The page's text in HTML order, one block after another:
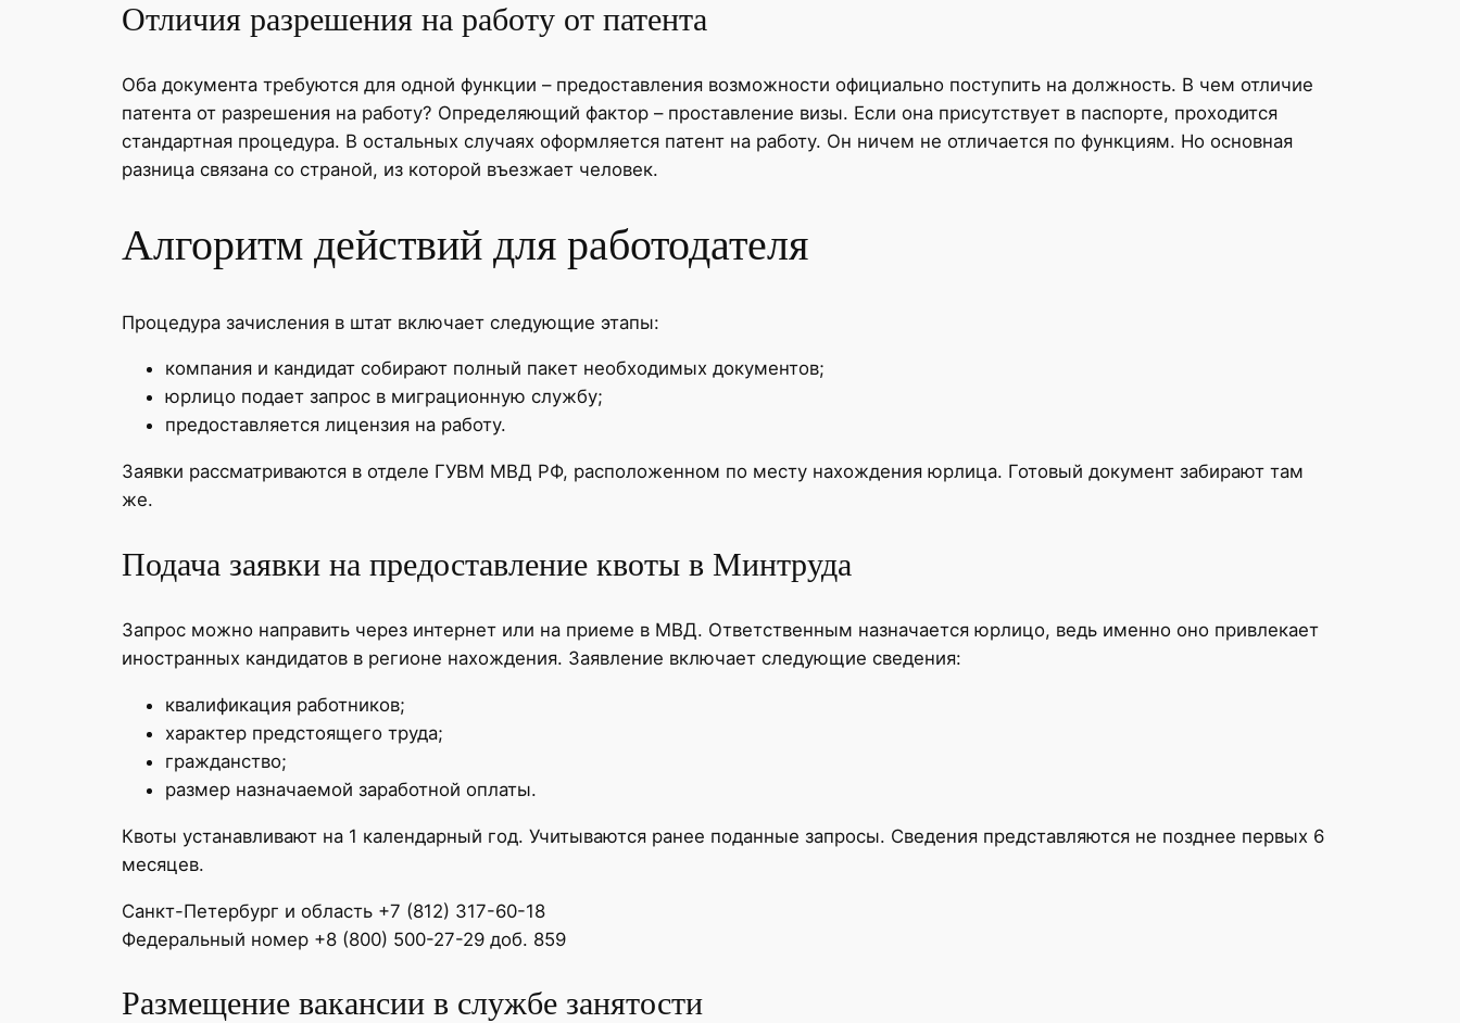
Отличия разрешения на работу от патента
Оба документа требуются для одной функции – предоставления возможности официально поступить на должность. В чем отличие
патента от разрешения на работу? Определяющий фактор – проставление визы. Если она присутствует в паспорте, проходится
стандартная процедура. В остальных случаях оформляется патент на работу. Он ничем не отличается по функциям. Но основная
разница связана со страной, из которой въезжает человек.
Алгоритм действий для работодателя
Процедура зачисления в штат включает следующие этапы:
компания и кандидат собирают полный пакет необходимых документов;
юрлицо подает запрос в миграционную службу;
предоставляется лицензия на работу.
Заявки рассматриваются в отделе ГУВМ МВД РФ, расположенном по месту нахождения юрлица. Готовый документ забирают там
же.
Подача заявки на предоставление квоты в Минтруда
Запрос можно направить через интернет или на приеме в МВД. Ответственным назначается юрлицо, ведь именно оно привлекает
иностранных кандидатов в регионе нахождения. Заявление включает следующие сведения:
квалификация работников;
характер предстоящего труда;
гражданство;
размер назначаемой заработной оплаты.
Квоты устанавливают на 1 календарный год. Учитываются ранее поданные запросы. Сведения представляются не позднее первых 6
месяцев.
Санкт-Петербург и область +7 (812) 317-60-18
Федеральный номер +8 (800) 500-27-29 доб. 859
Размещение вакансии в службе занятости